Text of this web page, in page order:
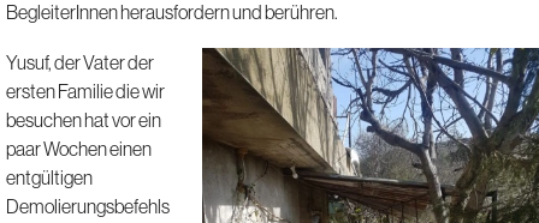
BegleiterInnen herausfordern und berühren.
Yusuf, der Vater der
ersten Familie die wir
besuchen hat vor ein
paar Wochen einen
entgültigen
Demolierungsbefehls